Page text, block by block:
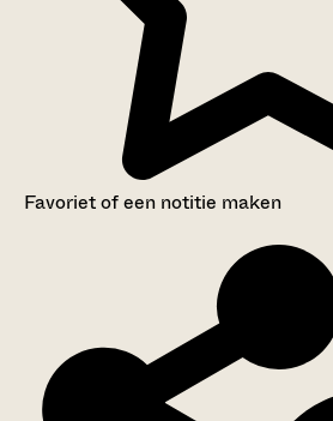
Favoriet of een notitie maken